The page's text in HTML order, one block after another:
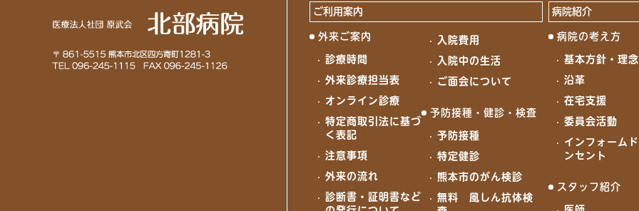
ご利用案内
外来ご案内
診療時間
外来診療担当表
オンライン診療
特定商取引法に基づ
く表記
注意事項
外来の流れ
診断書・証明書など
入院費用
入院中の生活
ご面会について
予防接種・健診・検査
予防接種
特定健診
熊本市のがん検診
無料 風しん抗体検
病院紹介
病院の考え方
基本方針・理念
沿革
在宅支援
委員会活動
インフォーム
ンセント
スタッフ紹介